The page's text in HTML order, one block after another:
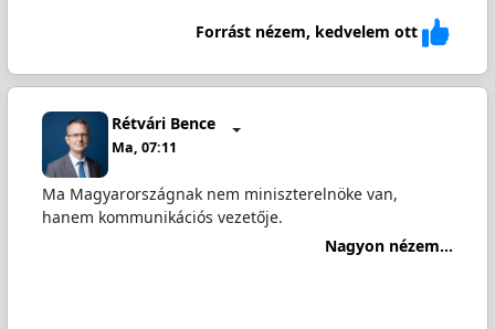
Forrást nézem, kedvelem ott
Rétvári Bence
Ma, 07:11
Ma Magyarországnak nem miniszterelnöke van,
hanem kommunikációs vezetője.
Nagyon nézem...